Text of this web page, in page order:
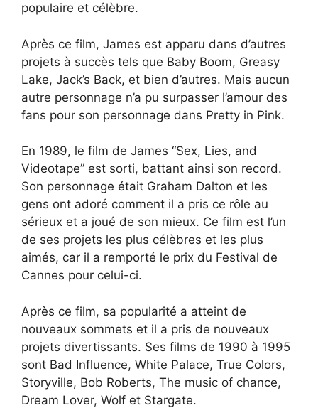
populaire et célèbre.
Après ce film, James est apparu dans d’autres
projets à succès tels que Baby Boom, Greasy
Lake, Jack’s Back, et bien d’autres. Mais aucun
autre personnage n’a pu surpasser l’amour des
fans pour son personnage dans Pretty in Pink.
En 1989, le film de James “Sex, Lies, and
Videotape” est sorti, battant ainsi son record.
Son personnage était Graham Dalton et les
gens ont adoré comment il a pris ce rôle au
sérieux et a joué de son mieux. Ce film est l’un
de ses projets les plus célèbres et les plus
aimés, car il a remporté le prix du Festival de
Cannes pour celui-ci.
Après ce film, sa popularité a atteint de
nouveaux sommets et il a pris de nouveaux
projets divertissants. Ses films de 1990 à 1995
sont Bad Influence, White Palace, True Colors,
Storyville, Bob Roberts, The music of chance,
Dream Lover, Wolf et Stargate.